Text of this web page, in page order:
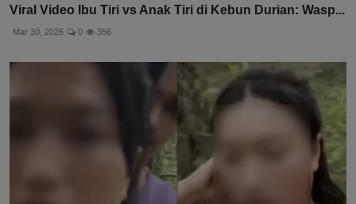
Viral Video Ibu Tiri vs Anak Tiri di Kebun Durian: Wasp...
Mar 30, 2026 0 356